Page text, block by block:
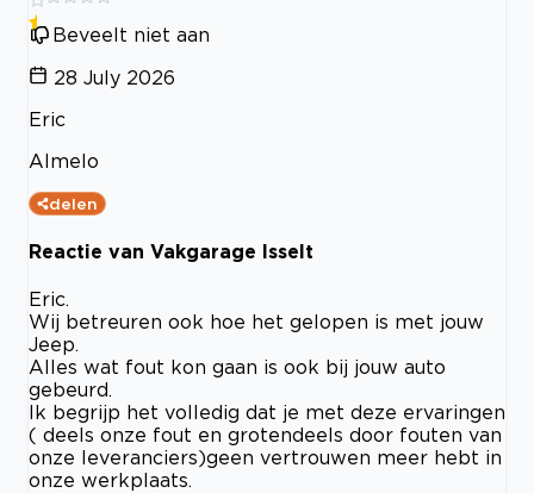
Beveelt niet aan
28 July 2026
Eric
Almelo
delen
Reactie van Vakgarage Isselt
Eric.
Wij betreuren ook hoe het gelopen is met jouw
Jeep.
Alles wat fout kon gaan is ook bij jouw auto
gebeurd.
Ik begrijp het volledig dat je met deze ervaringen
( deels onze fout en grotendeels door fouten van
onze leveranciers)geen vertrouwen meer hebt in
onze werkplaats.